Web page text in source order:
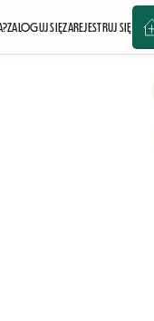
ZALOGUJ SIĘZAREJESTRUJ SIĘ